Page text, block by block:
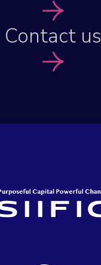
Contact us